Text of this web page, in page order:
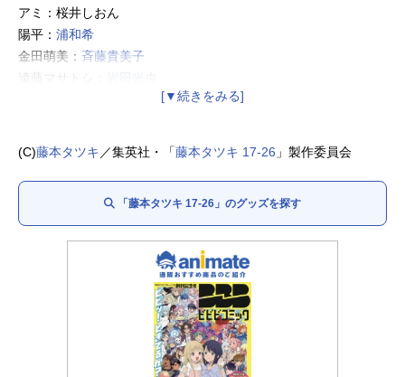
アミ：桜井しおん
陽平： 浦和希
金田萌美： 斉藤貴美子
遠藤マサトシ：
佐々木くん：
熊谷俊輝
川口千恵子：
安済知佳
桑野：岡野陽一
【恋は盲目】
(C)藤本タツキ ／集英社・「藤本タツキ 17-26 」製作委員会
「藤本タツキ 17-26」のグッズを探す